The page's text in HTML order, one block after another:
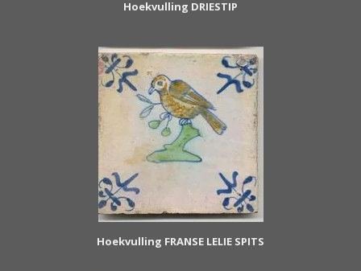
Hoekvulling DRIESTIP
Hoekvulling FRANSE LELIE SPITS